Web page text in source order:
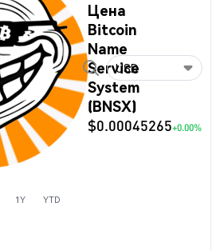
Цена
Bitcoin
Name
Service
System
(BNSX)
$0.00045265+0.00%
USD
1Y YTD